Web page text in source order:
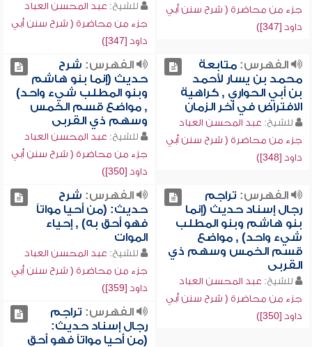
جزء من محاضرة ( شرح سنن أبي
داود [347])
للشيخ: عبد المحسن العباد
جزء من محاضرة ( شرح سنن أبي
داود [347])
الفهرس:متابعة
محمد بن يسار لأحمد
بن أبي الحواري , كراهية
الافتراض في آخر الزمان
للشيخ: عبد المحسن العباد
جزء من محاضرة ( شرح سنن أبي
داود [348])
الفهرس: شرح
حديث (إنما بنو هاشم
وبنو المطلب شيء واحد)
, مواضع قسم الخمس
وسهم ذي القربى
للشيخ: عبد المحسن العباد
جزء من محاضرة ( شرح سنن أبي
داود [350])
الفهرس: تراجم
رجال إسناد حديث (إنما
بنو هاشم وبنو المطلب
شيء واحد) , مواضع
قسم الخمس وسهم ذي
القربى
للشيخ: عبد المحسن العباد
جزء من محاضرة ( شرح سنن أبي
داود [350])
الفهرس: شرح
حديث: (من أحيا مواتاً
فهو أحق به) , إحياء
الموات
للشيخ: عبد المحسن العباد
جزء من محاضرة ( شرح سنن أبي
داود [359])
الفهرس: تراجم
رجال إسناد حديث:
(من أحيا مواتاً فهو أحق